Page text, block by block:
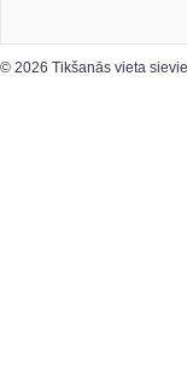
© 2026 Tikšanās vieta